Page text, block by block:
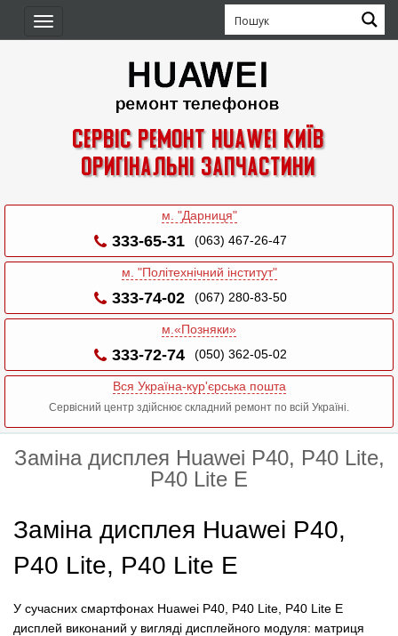
Toggle
navigation
Сервіс ремонт Huawei Київ
Оригінальні запчастини
м. "Дарниця"
333-65-31 (063) 467-26-47
м. "Політехнічний інститут"
333-74-02 (067) 280-83-50
м.«Позняки»
333-72-74 (050) 362-05-02
Вся Україна-кур'єрська пошта
Сервісний центр здійснює складний ремонт по всій Україні.
Заміна дисплея Huawei P40, P40 Lite,
P40 Lite E
Заміна дисплея Huawei P40,
P40 Lite, P40 Lite E
У сучасних смартфонах Huawei P40, P40 Lite, P40 Lite E
дисплей виконаний у вигляді дисплейного модуля: матриця